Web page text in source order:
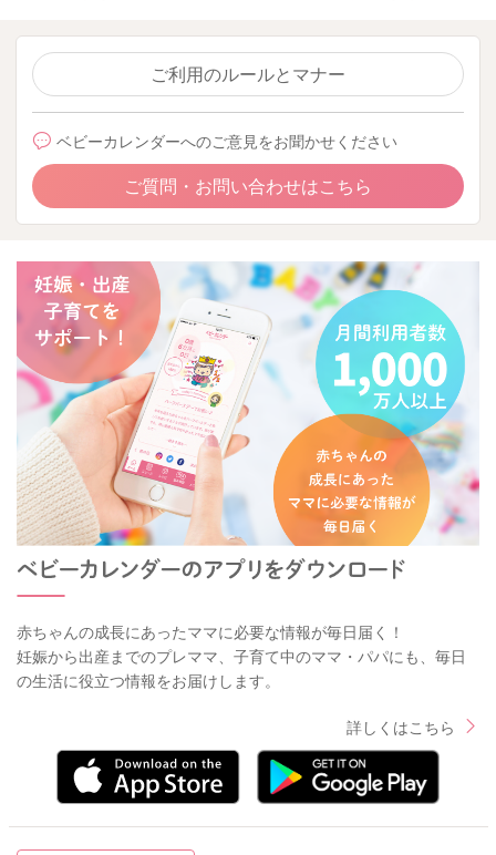
ご利用のルールとマナー
ベビーカレンダーへのご意見をお聞かせください
ご質問・お問い合わせはこちら
赤ちゃんの成長にあったママに必要な情報が毎日届く！
妊娠から出産までのプレママ、子育て中のママ・パパにも、毎日
の生活に役立つ情報をお届けします。
詳しくはこちら